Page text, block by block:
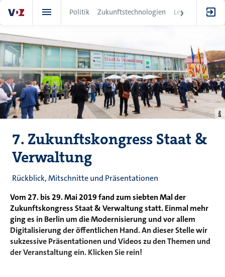
zum
Inhalt
Politik Zukunftstechnologien Leadership
7. Zukunftskongress Staat &
Verwaltung
Rückblick, Mitschnitte und Präsentationen
Vom 27. bis 29. Mai 2019 fand zum siebten Mal der
Zukunftskongress Staat & Verwaltung statt. Einmal mehr
ging es in Berlin um die Modernisierung und vor allem
Digitalisierung der öffentlichen Hand. An dieser Stelle wir
sukzessive Präsentationen und Videos zu den Themen und
der Veranstaltung ein. Klicken Sie rein!